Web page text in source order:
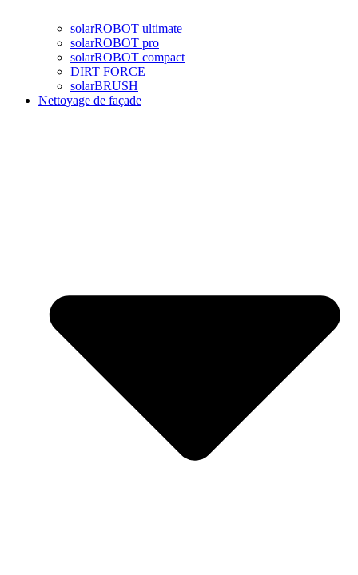
solarROBOT ultimate
solarROBOT pro
solarROBOT compact
DIRT FORCE
solarBRUSH
Nettoyage de façade